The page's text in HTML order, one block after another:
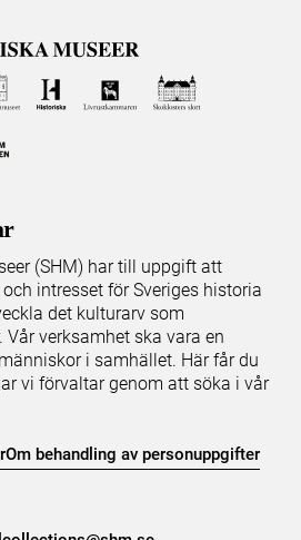
(SHM) har till uppgift att
intresset för Sveriges historia
det kulturarv som
verksamhet ska vara en
i samhället. Här får du
vi förvaltar genom att söka i vår
Om behandling av personuppgifter